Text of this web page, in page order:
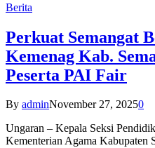
Berita
Perkuat Semangat
Kemenag Kab.
Peserta PAI Fair
By adminNovember 27, 20250
Ungaran – Kepala Seksi
Kementerian Agama